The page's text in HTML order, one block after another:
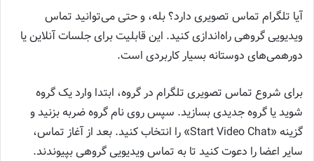
آیا تلگرام تماس تصویری دارد؟ بله، و حتی می‌توانید تماس
ویدیویی گروهی راه‌اندازی کنید. این قابلیت برای جلسات آنلاین یا
دورهمی‌های دوستانه بسیار کاربردی است.
برای شروع تماس تصویری تلگرام در گروه، ابتدا وارد یک گروه
شوید یا گروه جدیدی بسازید. سپس روی نام گروه ضربه بزنید و
گزینه «Start Video Chat» را انتخاب کنید. بعد از آغاز تماس،
سایر اعضا را دعوت کنید تا به تماس ویدیویی گروهی بپیوندند.